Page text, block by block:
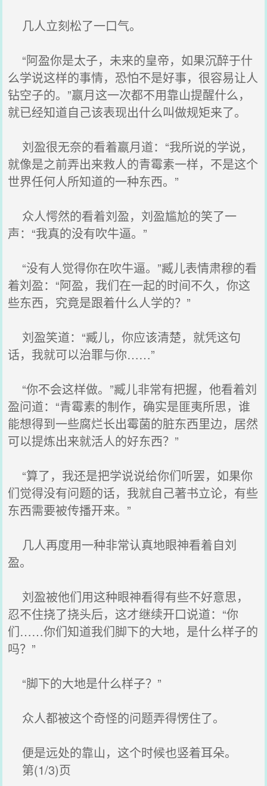
几人立刻松了一口气。
“阿盈你是太子，未来的皇帝，如果沉醉于什
么学说这样的事情，恐怕不是好事，很容易让人
钻空子的。”嬴月这一次都不用靠山提醒什么，
就已经知道自己该表现出什么叫做规矩来了。
刘盈很无奈的看着嬴月道：“我所说的学说，
就像是之前弄出来救人的青霉素一样，不是这个
世界任何人所知道的一种东西。”
众人愕然的看着刘盈，刘盈尴尬的笑了一
声：“我真的没有吹牛逼。”
“没有人觉得你在吹牛逼。”臧儿表情肃穆的看
着刘盈：“阿盈，我们在一起的时间不久，你这
些东西，究竟是跟着什么人学的？”
刘盈笑道：“臧儿，你应该清楚，就凭这句
话，我就可以治罪与你……”
“你不会这样做。”臧儿非常有把握，他看着刘
盈问道：“青霉素的制作，确实是匪夷所思，谁
能想得到一些腐烂长出霉菌的脏东西里边，居然
可以提炼出来就活人的好东西？”
“算了，我还是把学说说给你们听罢，如果你
们觉得没有问题的话，我就自己著书立论，有些
东西需要被传播开来。”
几人再度用一种非常认真地眼神看着自刘
盈。
刘盈被他们用这种眼神看得有些不好意思，
忍不住挠了挠头后，这才继续开口说道：“你
们……你们知道我们脚下的大地，是什么样子的
吗？”
“脚下的大地是什么样子？”
众人都被这个奇怪的问题弄得愣住了。
便是远处的靠山，这个时候也竖着耳朵。
第(1/3)页